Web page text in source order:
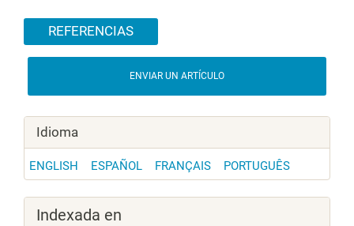
REFERENCIAS
ENVIAR UN ARTÍCULO
Idioma
ENGLISH ESPAÑOL FRANÇAIS PORTUGUÊS
Indexada en